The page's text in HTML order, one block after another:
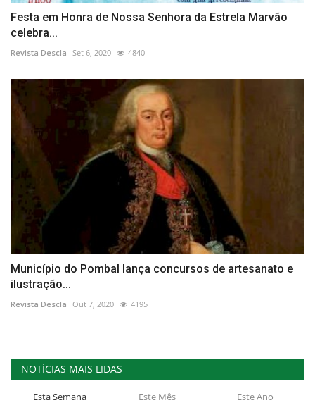
Festa em Honra de Nossa Senhora da Estrela Marvão
celebra...
Revista Descla Set 6, 2020 4840
Município do Pombal lança concursos de artesanato e
ilustração...
Revista Descla Out 7, 2020 4195
NOTÍCIAS MAIS LIDAS
Esta Semana Este Mês Este Ano